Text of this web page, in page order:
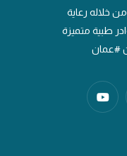
خلاله رعاية
طبية متميزة
#عمان